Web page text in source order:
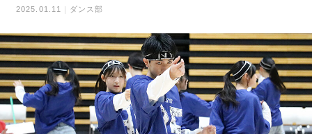
2025.01.11 ダンス部